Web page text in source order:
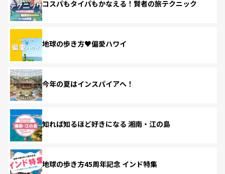
コスパもタイパもかなえる！賢者の旅テクニック
地球の歩き方♥偏愛ハワイ
今年の夏はインスパイアへ！
知れば知るほど好きになる 湘南・江の島
地球の歩き方45周年記念 インド特集